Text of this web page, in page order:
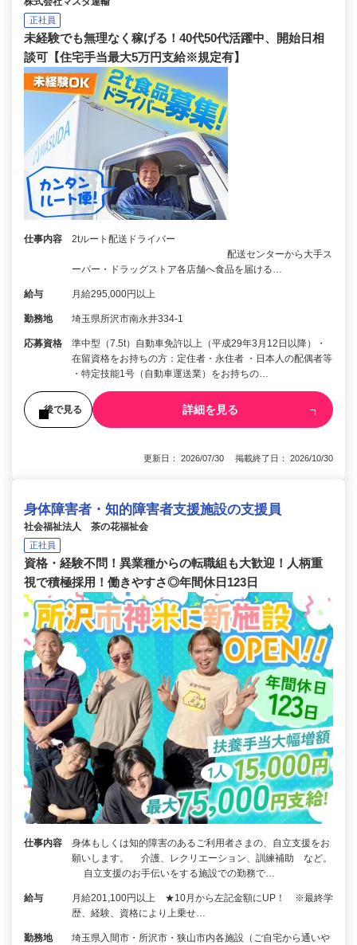
正社員
未経験でも無理なく稼げる！40代50代活躍中、開始日相
談可【住宅手当最大5万円支給※規定有】
仕事内容
2tルート配送ドライバー
配送センターから大手ス
ーパー・ドラッグストア各店舗へ食品を届ける…
給与 月給295,000円以上
勤務地 埼玉県所沢市南永井334-1
応募資格
準中型（7.5t）自動車免許以上（平成29年3月12日以降）・
在留資格をお持ちの方：定住者・永住者 ・日本人の配偶者等
・特定技能1号（自動車運送業）をお持ちの…
後で見る 詳細を見る
更新日： 2026/07/30 掲載終了日： 2026/10/30
身体障害者・知的障害者支援施設の支援員
社会福祉法人 茶の花福祉会
正社員
資格・経験不問！異業種からの転職組も大歓迎！人柄重
視で積極採用！働きやすさ◎年間休日123日
仕事内容
身体もしくは知的障害のあるご利用者さまの、自立支援をお
願いします。 介護、レクリエーション、訓練補助 など。
自立支援のお手伝いをする施設での勤務で…
給与
月給201,100円以上 ★10月から左記金額にUP！ ※最終学
歴、経験、資格により上乗せ…
勤務地
埼玉県入間市・所沢市・狭山市内各施設（ご自宅から通いや